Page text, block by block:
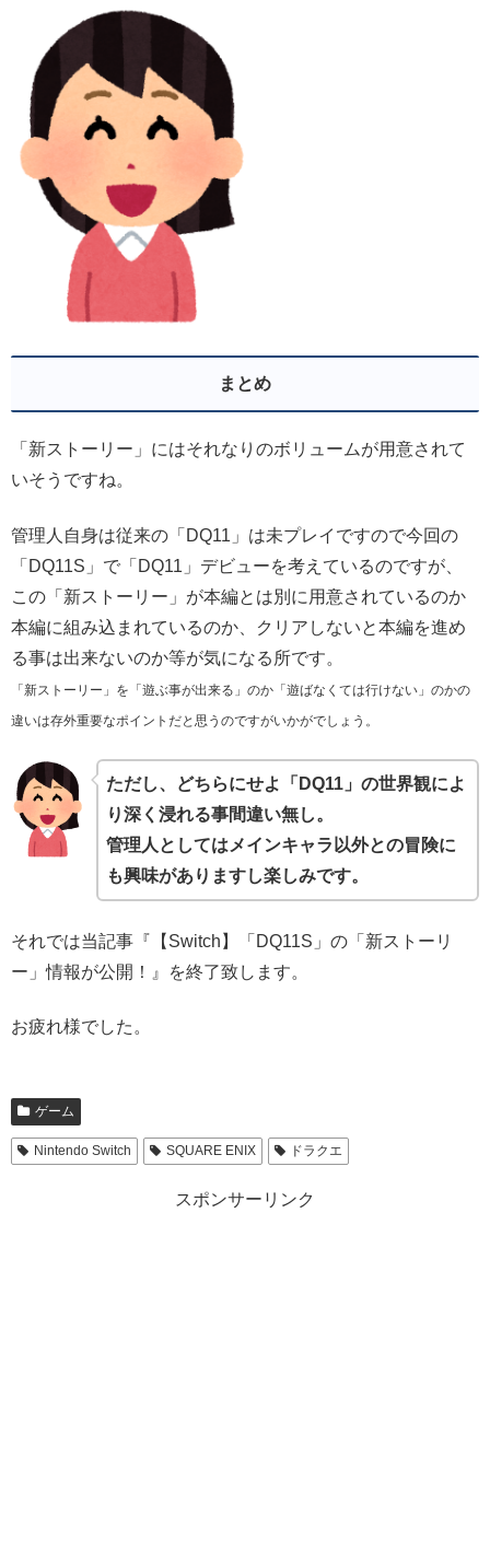
まとめ
「新ストーリー」にはそれなりのボリュームが用意されて
いそうですね。
管理人自身は従来の「DQ11」は未プレイですので今回の
「DQ11S」で「DQ11」デビューを考えているのですが、
この「新ストーリー」が本編とは別に用意されているのか
本編に組み込まれているのか、クリアしないと本編を進め
る事は出来ないのか等が気になる所です。
「新ストーリー」を「遊ぶ事が出来る」のか「遊ばなくては行けない」のかの
違いは存外重要なポイントだと思うのですがいかがでしょう。
ただし、どちらにせよ「DQ11」の世界観によ
り深く浸れる事間違い無し。
管理人としてはメインキャラ以外との冒険に
も興味がありますし楽しみです。
それでは当記事『【Switch】「DQ11S」の「新ストーリ
ー」情報が公開！』を終了致します。
お疲れ様でした。
ゲーム
Nintendo Switch SQUARE ENIX ドラクエ
スポンサーリンク